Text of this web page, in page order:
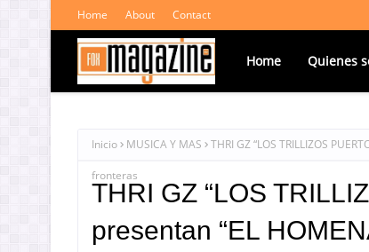
Home About Contact
Home Quienes
Inicio MUSICA Y MAS THRI GZ “LOS TRILLIZOS
fronteras
THRI GZ “LOS
presentan “EL